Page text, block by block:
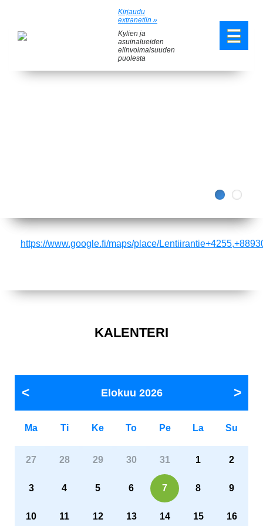
Kirjaudu
extranetiin »
Kylien ja
asuinalueiden
elinvoimaisuuden
puolesta
https://www.google.fi/maps/place/
KALENTERI
Elokuu 2026
Ma Ti Ke To Pe La Su
27 28 29 30 31 1 2
3 4 5 6 7 8 9
10 11 12 13 14 15 16